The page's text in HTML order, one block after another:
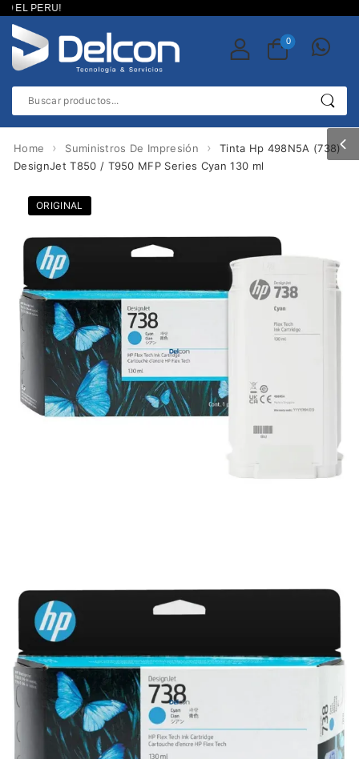
PERU!
0
Home › Suministros De Impresión ›
Tinta Hp 498N5A (738)
DesignJet T850 / T950 MFP Series Cyan 130 ml
ORIGINAL